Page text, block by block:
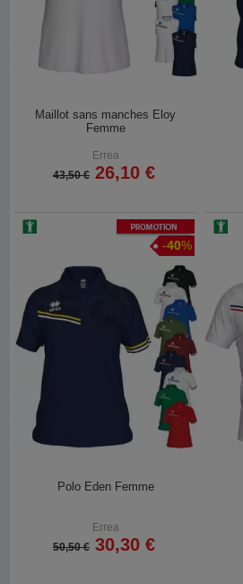
Maillot sans manches Eloy
Femme
Errea
43,50 € 26,10 €
Promotion
-40%
Polo Eden Femme
Errea
50,50 € 30,30 €